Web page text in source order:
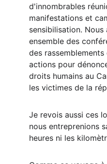
d'innombrables
manifestations et
sensibilisation. Nous
ensemble des
des
actions pour
droits humains au
les victimes de la
Je revois aussi ces
nous entreprenions
heures ni les